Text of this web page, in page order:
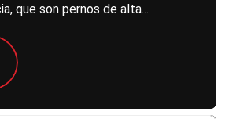
que son pernos de alta...